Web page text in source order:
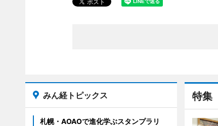
特集
みん経トピックス
札幌・AOAOで進化学ぶスタンプラリ